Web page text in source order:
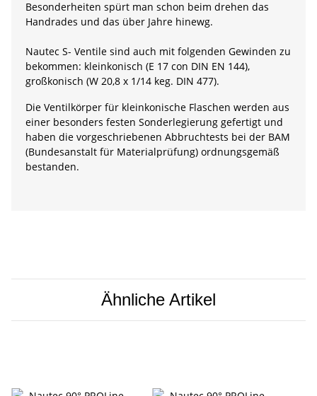
Besonderheiten spürt man schon beim drehen das
Handrades und das über Jahre hinewg.
Nautec S- Ventile sind auch mit folgenden Gewinden zu
bekommen: kleinkonisch (E 17 con DIN EN 144),
großkonisch (W 20,8 x 1/14 keg. DIN 477).
Die Ventilkörper für kleinkonische Flaschen werden aus
einer besonders festen Sonderlegierung gefertigt und
haben die vorgeschriebenen Abbruchtests bei der BAM
(Bundesanstalt für Materialprüfung) ordnungsgemäß
bestanden.
Ähnliche Artikel